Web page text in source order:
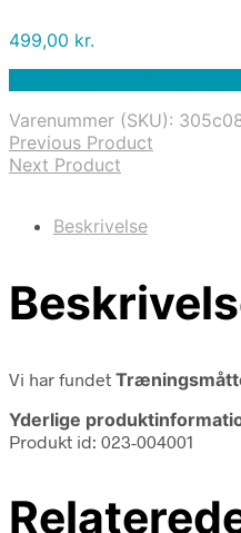
499,00 kr.
Varenummer (SKU):
Previous Product
Next Product
Beskrivelse
Vi har fundet
Yderlige
Produkt id: 023-004001